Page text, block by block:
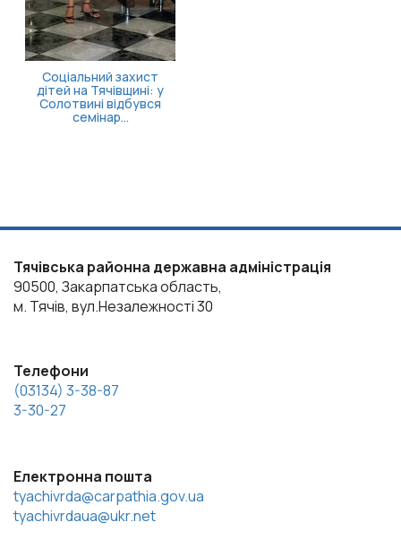
Соціальний захист
дітей на Тячівщині: у
Солотвині відбувся
семінар...
Тячівська районна державна адміністрація
90500, Закарпатська область,
м. Тячів, вул.Незалежності 30
Телефони
(03134) 3-38-87
3-30-27
Електронна пошта
tyachivrda@carpathia.gov.ua
tyachivrdaua@ukr.net